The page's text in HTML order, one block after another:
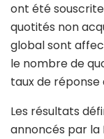
ont été
quotités non
global sont
le nombre de
taux de réponse
Les résultats
annoncés par la